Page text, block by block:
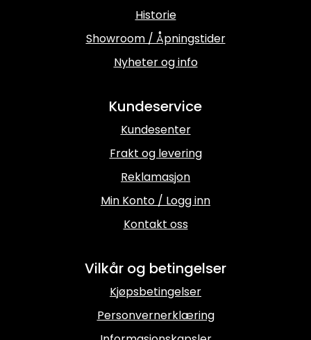
Historie
Showroom / Åpningstider
Nyheter og info
Kundeservice
Kundesenter
Frakt og levering
Reklamasjon
Min Konto / Logg inn
Kontakt oss
Vilkår og betingelser
Kjøpsbetingelser
Personvernerklæring